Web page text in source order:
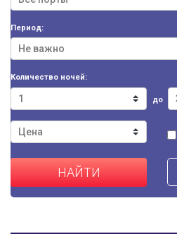
Период:
Количество ночей:
до
НАЙТИ